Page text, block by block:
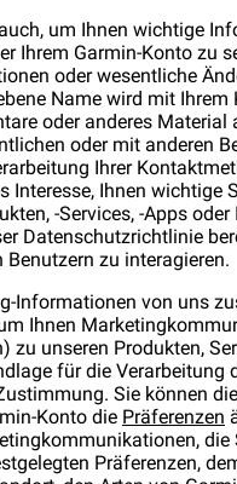
um Ihnen wichtige
Ihrem Garmin-Konto zu
oder wesentliche
Name wird mit Ihrem
oder anderes Material
oder mit anderen
Ihrer
Ihnen wichtige
-Services, -Apps oder
Datenschutzrichtlinie
zu interagieren.
Informationen von uns
Ihnen
zu unseren Produkten,
für die Verarbeitung
Sie können
Konto die Präferenzen
die
Präferenzen,